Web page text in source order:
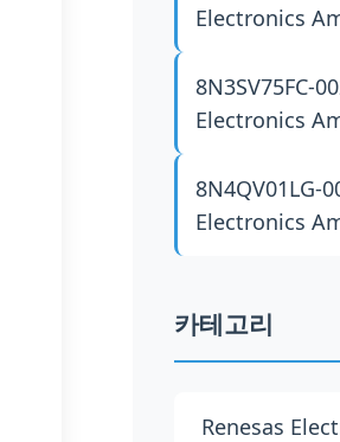
Electronics
8N3SV75FC-
Electronics
8N4QV01LG-
Electronics
카테고리
Renesas